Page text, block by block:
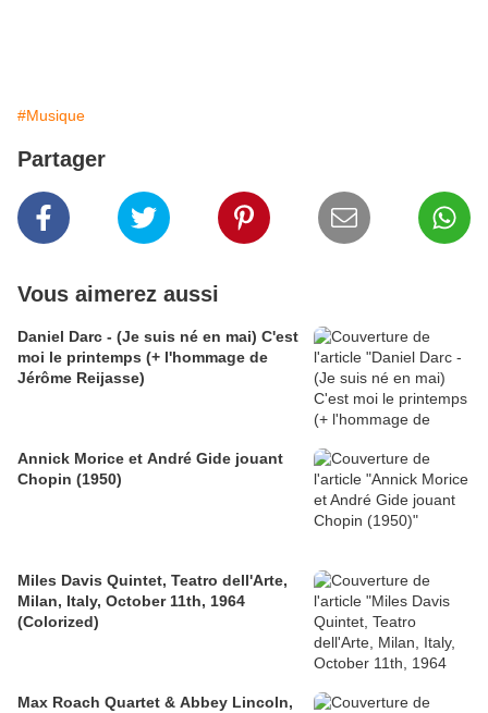
#Musique
Partager
Vous aimerez aussi
Daniel Darc - (Je suis né en mai) C'est
moi le printemps (+ l'hommage de
Jérôme Reijasse)
Annick Morice et André Gide jouant
Chopin (1950)
Miles Davis Quintet, Teatro dell'Arte,
Milan, Italy, October 11th, 1964
(Colorized)
Max Roach Quartet & Abbey Lincoln,